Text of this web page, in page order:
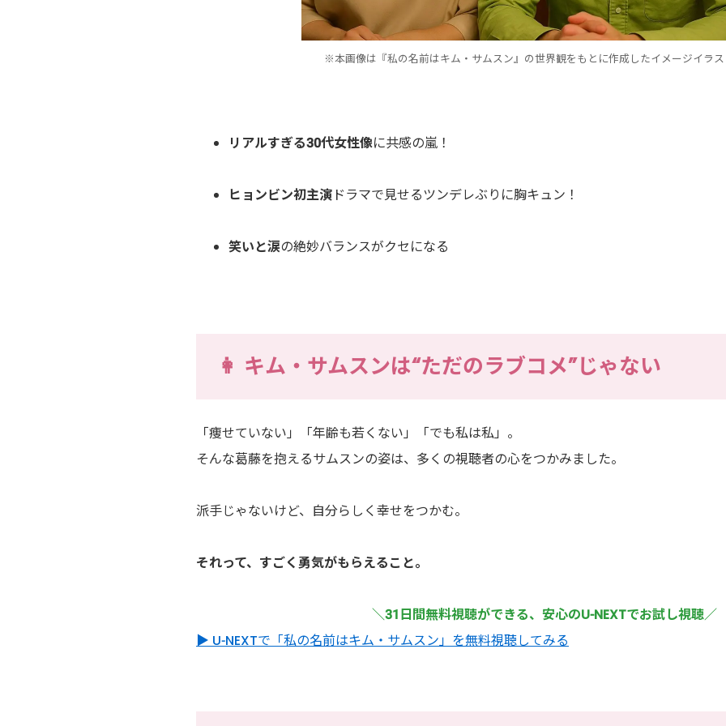
※本画像は『私の名前はキム・サムスン』の世界観をもとに作成したイメージイラス
リアルすぎる30代女性像に共感の嵐！
ヒョンビン初主演ドラマで見せるツンデレぶりに胸キュン！
笑いと涙の絶妙バランスがクセになる
👩 キム・サムスンは“ただのラブコメ”じゃない
「痩せていない」「年齢も若くない」「でも私は私」。
そんな葛藤を抱えるサムスンの姿は、多くの視聴者の心をつかみました。
派手じゃないけど、自分らしく幸せをつかむ。
それって、すごく勇気がもらえること。
＼31日間無料視聴ができる、安心のU-NEXTでお試し視聴／
▶ U-NEXTで「私の名前はキム・サムスン」を無料視聴してみる